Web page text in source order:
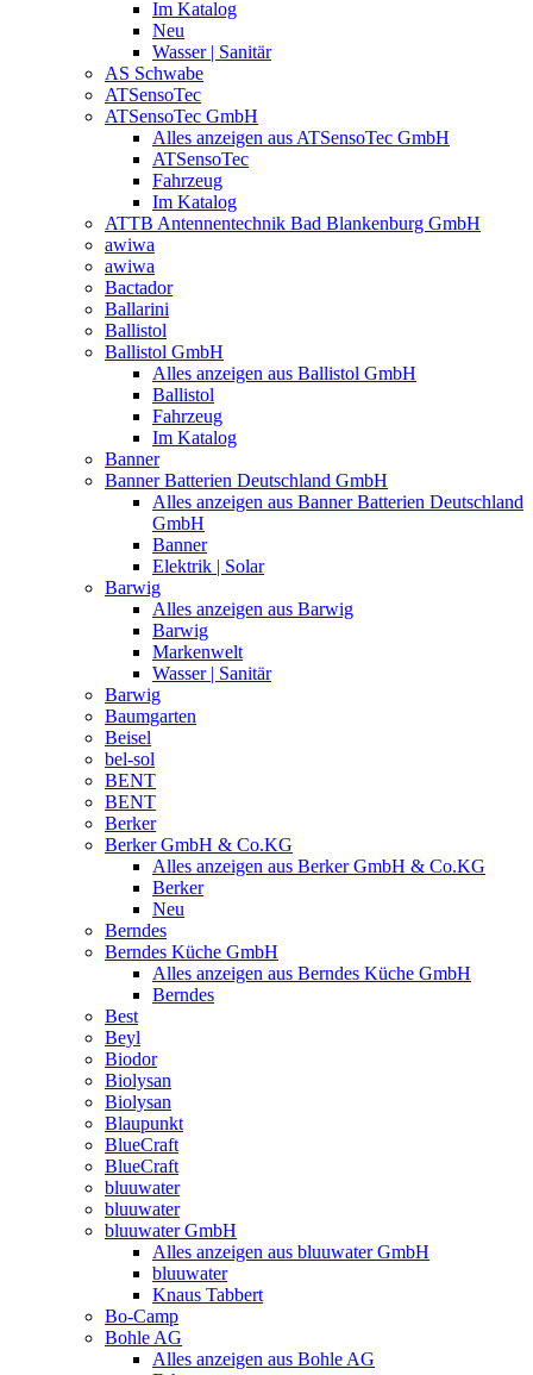
Im Katalog
Neu
Wasser | Sanitär
AS Schwabe
ATSensoTec
ATSensoTec GmbH
Alles anzeigen aus ATSensoTec GmbH
ATSensoTec
Fahrzeug
Im Katalog
ATTB Antennentechnik Bad Blankenburg GmbH
awiwa
awiwa
Bactador
Ballarini
Ballistol
Ballistol GmbH
Alles anzeigen aus Ballistol GmbH
Ballistol
Fahrzeug
Im Katalog
Banner
Banner Batterien Deutschland GmbH
Alles anzeigen aus Banner Batterien Deutschland
GmbH
Banner
Elektrik | Solar
Barwig
Alles anzeigen aus Barwig
Barwig
Markenwelt
Wasser | Sanitär
Barwig
Baumgarten
Beisel
bel-sol
BENT
BENT
Berker
Berker GmbH & Co.KG
Alles anzeigen aus Berker GmbH & Co.KG
Berker
Neu
Berndes
Berndes Küche GmbH
Alles anzeigen aus Berndes Küche GmbH
Berndes
Best
Beyl
Biodor
Biolysan
Biolysan
Blaupunkt
BlueCraft
BlueCraft
bluuwater
bluuwater
bluuwater GmbH
Alles anzeigen aus bluuwater GmbH
bluuwater
Knaus Tabbert
Bo-Camp
Bohle AG
Alles anzeigen aus Bohle AG